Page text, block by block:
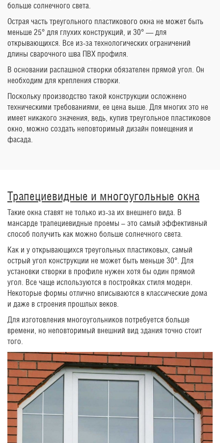
больше солнечного света.
Острая часть треугольного пластикового окна не может быть
меньше 25° для глухих конструкций, и 30° — для
открывающихся. Все из-за технологических ограничений
длины сварочного шва ПВХ профиля.
В основании распашной створки обязателен прямой угол. Он
необходим для крепления створки.
Поскольку производство такой конструкции осложнено
техническими требованиями, ее цена выше. Для многих это не
имеет никакого значения, ведь, купив треугольное пластиковое
окно, можно создать неповторимый дизайн помещения и
фасада.
Трапециевидные и многоугольные окна
Такие окна ставят не только из-за их внешнего вида. В
мансарде трапециевидные проемы – это самый эффективный
способ получить как можно больше солнечного света.
Как и у открывающихся треугольных пластиковых, самый
острый угол конструкции не может быть меньше 30°. Для
установки створки в профиле нужен хотя бы один прямой
угол. Все чаще используются в постройках стиля модерн.
Некоторые формы отлично вписываются в классические дома
и даже в строения прошлых веков.
Для изготовления многоугольников потребуется больше
времени, но неповторимый внешний вид здания точно стоит
того.